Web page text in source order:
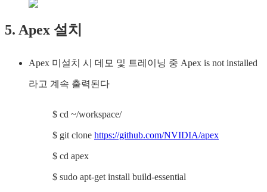
5. Apex 설치
Apex 미설치 시 데모 및 트레이닝 중 Apex is not installed
라고 계속 출력된다
$ cd ~/workspace/
$ git clone https://github.com/NVIDIA/apex
$ cd apex
$ sudo apt-get install build-essential